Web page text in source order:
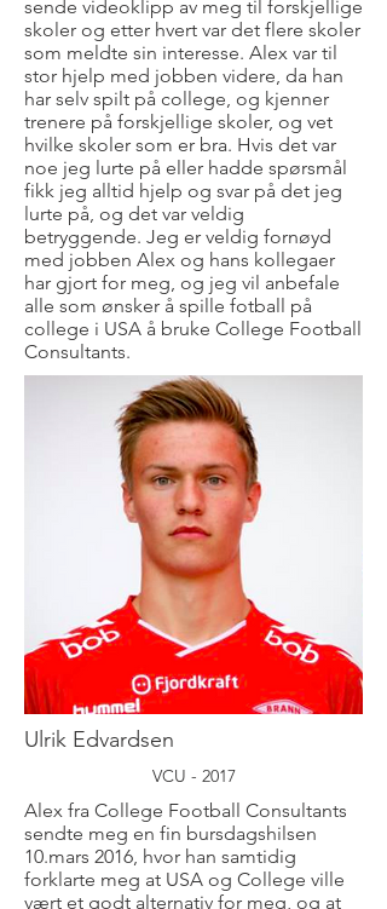
sende videoklipp av meg til forskjellige
skoler og etter hvert var det flere skoler
som meldte sin interesse. Alex var til
stor hjelp med jobben videre, da han
har selv spilt på college, og kjenner
trenere på forskjellige skoler, og vet
hvilke skoler som er bra. Hvis det var
noe jeg lurte på eller hadde spørsmål
fikk jeg alltid hjelp og svar på det jeg
lurte på, og det var veldig
betryggende. Jeg er veldig fornøyd
med jobben Alex og hans kollegaer
har gjort for meg, og jeg vil anbefale
alle som ønsker å spille fotball på
college i USA å bruke College Football
Consultants.
Ulrik Edvardsen
VCU - 2017
Alex fra College Football Consultants
sendte meg en fin bursdagshilsen
10.mars 2016, hvor han samtidig
forklarte meg at USA og College ville
vært et godt alternativ for meg, og at